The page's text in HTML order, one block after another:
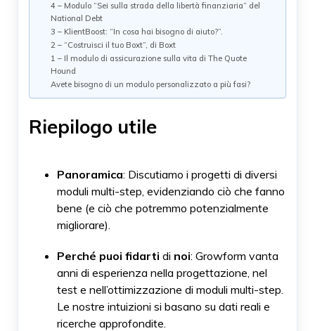
4 – Modulo “Sei sulla strada della libertà finanziaria” del
National Debt
3 – KlientBoost: “In cosa hai bisogno di aiuto?”.
2 – “Costruisci il tuo Boxt”, di Boxt
1 – Il modulo di assicurazione sulla vita di The Quote
Hound
Avete bisogno di un modulo personalizzato a più fasi?
Riepilogo utile
Panoramica: Discutiamo i progetti di diversi
moduli multi-step, evidenziando ciò che fanno
bene (e ciò che potremmo potenzialmente
migliorare).
Perché puoi fidarti di noi: Growform vanta
anni di esperienza nella progettazione, nel
test e nell’ottimizzazione di moduli multi-step.
Le nostre intuizioni si basano su dati reali e
ricerche approfondite.